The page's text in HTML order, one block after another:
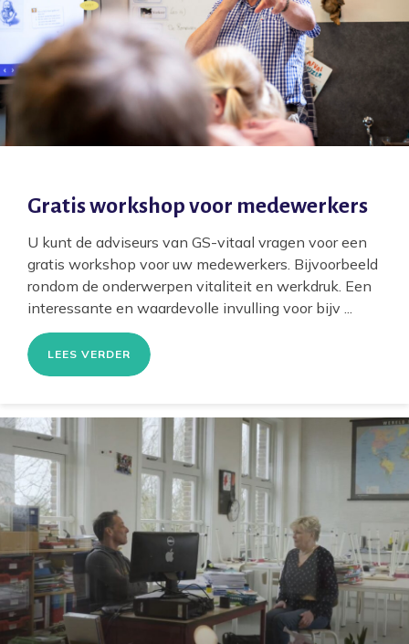
Vergoedingen
Actueel
Over ons
Contact
Gratis workshop voor medewerkers
U kunt de adviseurs van GS-vitaal vragen voor een
gratis workshop voor uw medewerkers. Bijvoorbeeld
rondom de onderwerpen vitaliteit en werkdruk. Een
interessante en waardevolle invulling voor bijv ...
LEES VERDER